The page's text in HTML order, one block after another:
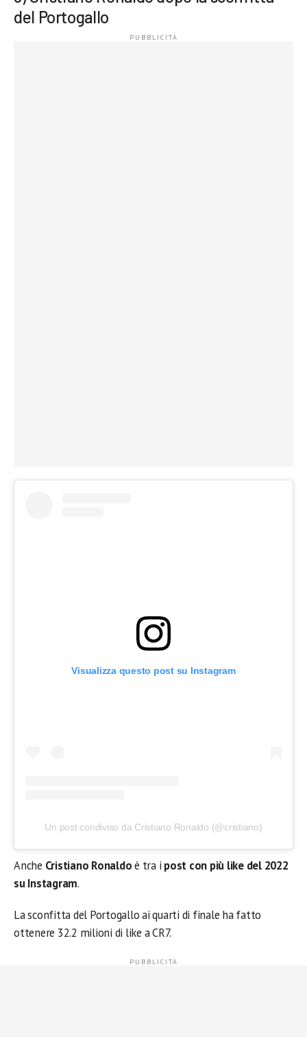
del Portogallo
Visualizza questo post su Instagram
Un post condiviso da Cristiano Ronaldo (@cristiano)
Anche Cristiano Ronaldoè tra i post con più like del 2022
su Instagram.
La sconfitta del Portogallo ai quarti di finale ha fatto
ottenere 32.2 milioni di like a CR7.